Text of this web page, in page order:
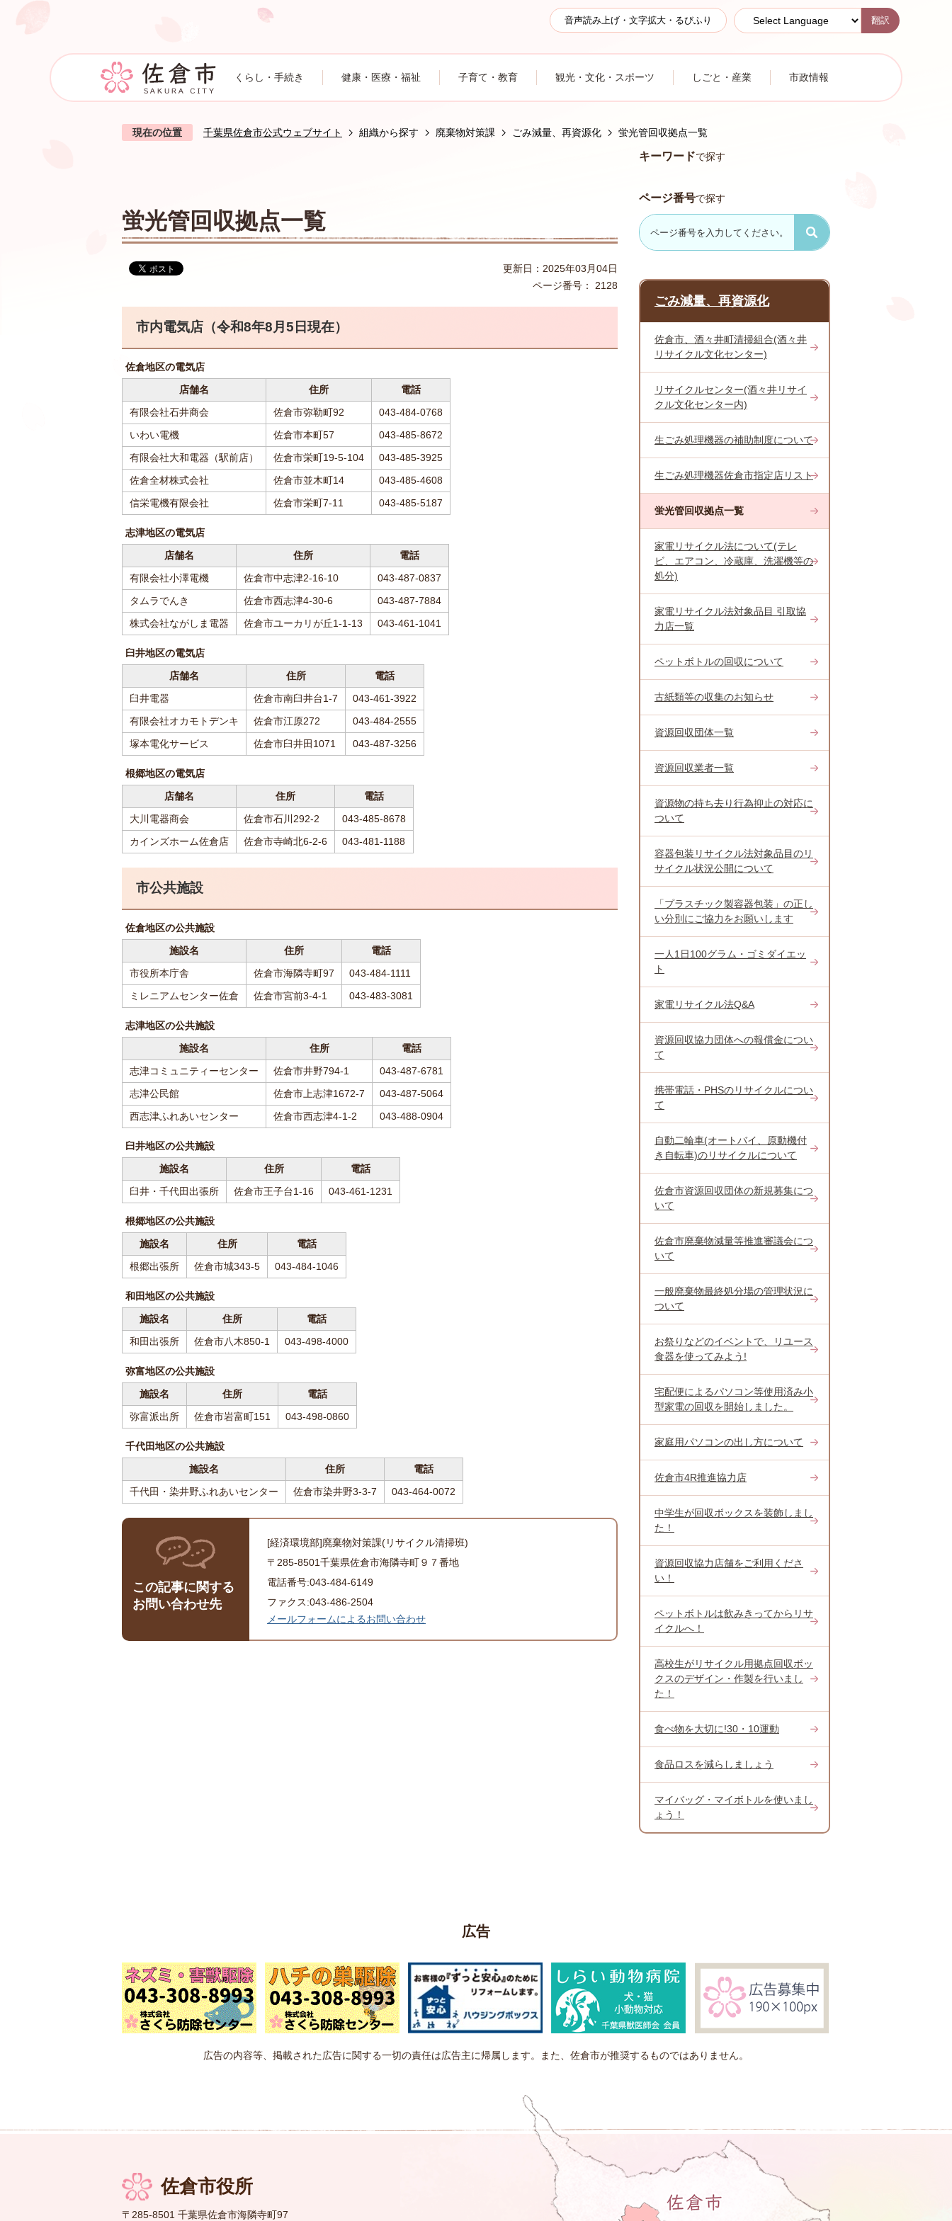
音声読み上げ・文字拡大・るびふり 翻訳
くらし・手続き 健康・医療・福祉 子育て・教育 観光・文化・スポーツ しごと・産業 市政情報
現在の位置 千葉県佐倉市公式ウェブサイト 組織から探す 廃棄物対策課 ごみ減量、再資源化 蛍光管回収拠点一覧
蛍光管回収拠点一覧
更新日：2025年03月04日
ページ番号：
2128
市内電気店（令和8年8月5日現在）
佐倉地区の電気店
店舗名
住所
電話
有限会社石井商会
佐倉市弥勒町92
043-484-0768
いわい電機
佐倉市本町57
043-485-8672
有限会社大和電器（駅前店）
佐倉市栄町19-5-104
043-485-3925
佐倉全材株式会社
佐倉市並木町14
043-485-4608
信栄電機有限会社
佐倉市栄町7-11 043-485-5187
志津地区の電気店
店舗名
住所
電話
有限会社小澤電機
佐倉市中志津2-16-10
043-487-0837
タムラでんき
佐倉市西志津4-30-6
043-487-7884
株式会社ながしま電器
佐倉市ユーカリが丘1-1-13 043-461-1041
臼井地区の電気店
店舗名
住所
電話
臼井電器
佐倉市南臼井台1-7
043-461-3922
有限会社オカモトデンキ
佐倉市江原272
043-484-2555
塚本電化サービス
佐倉市臼井田1071 043-487-3256
根郷地区の電気店
店舗名
住所
電話
大川電器商会
佐倉市石川292-2
043-485-8678
カインズホーム佐倉店
佐倉市寺崎北6-2-6 043-481-1188
市公共施設
佐倉地区の公共施設
施設名
住所
電話
市役所本庁舎
佐倉市海隣寺町97
043-484-1111
ミレニアムセンター佐倉
佐倉市宮前3-4-1 043-483-3081
志津地区の公共施設
施設名
住所
電話
志津コミュニティーセンター
佐倉市井野794-1
043-487-6781
志津公民館
佐倉市上志津1672-7
043-487-5064
西志津ふれあいセンター
佐倉市西志津4-1-2 043-488-0904
臼井地区の公共施設
施設名
住所
電話
臼井・千代田出張所
佐倉市王子台1-16 043-461-1231
根郷地区の公共施設
施設名
住所
電話
根郷出張所
佐倉市城343-5 043-484-1046
和田地区の公共施設
施設名
住所
電話
和田出張所
佐倉市八木850-1 043-498-4000
弥富地区の公共施設
施設名
住所
電話
弥富派出所
佐倉市岩富町151 043-498-0860
千代田地区の公共施設
施設名
住所
電話
千代田・染井野ふれあいセンター
佐倉市染井野3-3-7 043-464-0072
この記事に関する
お問い合わせ先
[経済環境部]廃棄物対策課(リサイクル清掃班)
〒285-8501千葉県佐倉市海隣寺町９７番地
電話番号:043-484-6149
ファクス:043-486-2504
メールフォームによるお問い合わせ
キーワードで探す
ページ番号で探す
ごみ減量、再資源化
佐倉市、酒々井町清掃組合(酒々井
リサイクル文化センター)
リサイクルセンター(酒々井リサイ
クル文化センター内)
生ごみ処理機器の補助制度について
生ごみ処理機器佐倉市指定店リスト
蛍光管回収拠点一覧
家電リサイクル法について(テレ
ビ、エアコン、冷蔵庫、洗濯機等の
処分)
家電リサイクル法対象品目 引取協
力店一覧
ペットボトルの回収について
古紙類等の収集のお知らせ
資源回収団体一覧
資源回収業者一覧
資源物の持ち去り行為抑止の対応に
ついて
容器包装リサイクル法対象品目のリ
サイクル状況公開について
「プラスチック製容器包装」の正し
い分別にご協力をお願いします
一人1日100グラム・ゴミダイエッ
ト
家電リサイクル法Q&A
資源回収協力団体への報償金につい
て
携帯電話・PHSのリサイクルについ
て
自動二輪車(オートバイ、原動機付
き自転車)のリサイクルについて
佐倉市資源回収団体の新規募集につ
いて
佐倉市廃棄物減量等推進審議会につ
いて
一般廃棄物最終処分場の管理状況に
ついて
お祭りなどのイベントで、リユース
食器を使ってみよう!
宅配便によるパソコン等使用済み小
型家電の回収を開始しました。
家庭用パソコンの出し方について
佐倉市4R推進協力店
中学生が回収ボックスを装飾しまし
た！
資源回収協力店舗をご利用くださ
い！
ペットボトルは飲みきってからリサ
イクルへ！
高校生がリサイクル用拠点回収ボッ
クスのデザイン・作製を行いまし
た！
食べ物を大切に!30・10運動
食品ロスを減らしましょう
マイバッグ・マイボトルを使いまし
ょう！
広告
広告の内容等、掲載された広告に関する一切の責任は広告主に帰属します。また、佐倉市が推奨するものではありません。
佐倉市役所
〒285-8501 千葉県佐倉市海隣寺町97